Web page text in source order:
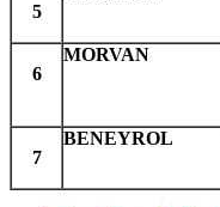
5
6
MORVAN
7
BENEYROL